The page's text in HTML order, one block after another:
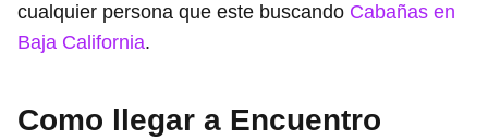
cualquier persona que este buscando Cabañas en
Baja California.
Como llegar a Encuentro